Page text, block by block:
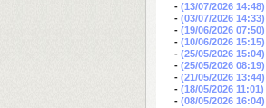
- (13/07/2026 14:48)
- (03/07/2026 14:33)
- (19/06/2026 07:50)
- (10/06/2026 15:15)
- (25/05/2026 15:04)
- (25/05/2026 08:19)
- (21/05/2026 13:44)
- (18/05/2026 11:01)
- (08/05/2026 16:04)